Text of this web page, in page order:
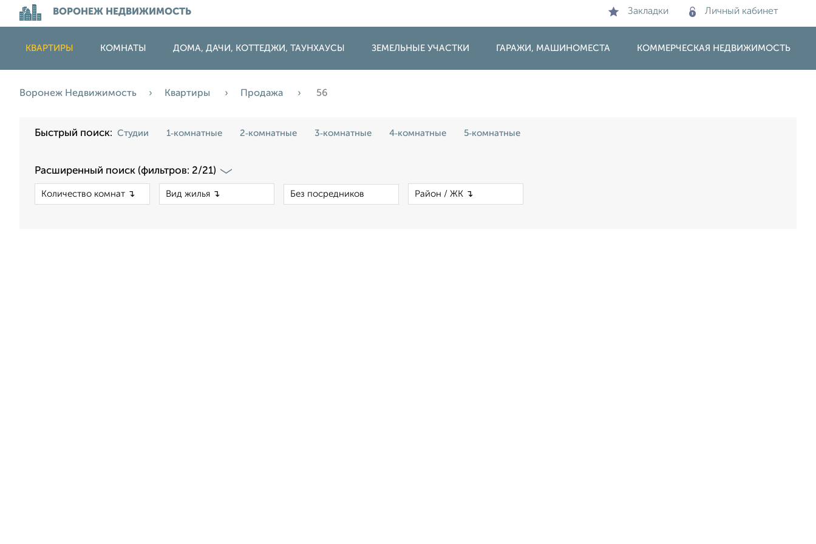
ВОРОНЕЖ НЕДВИЖИМОСТЬ Закладки Личный кабинет
КВАРТИРЫ КОМНАТЫ ДОМА, ДАЧИ, КОТТЕДЖИ, ТАУНХАУСЫ ЗЕМЕЛЬНЫЕ УЧАСТКИ ГАРАЖИ, МАШИНОМЕСТА КОММЕРЧЕСКАЯ НЕДВИЖИМОСТЬ
Воронеж Недвижимость Квартиры Продажа 56
Быстрый поиск: Студии 1‑комнатные 2‑комнатные 3‑комнатные 4‑комнатные 5‑комнатные
Расширенный поиск (фильтров: 2/21)